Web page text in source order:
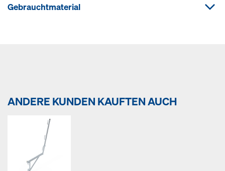
Gebrauchtmaterial
ANDERE KUNDEN KAUFTEN AUCH